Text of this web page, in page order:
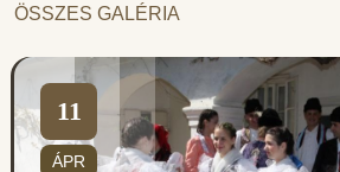
ÖSSZES GALÉRIA
11
ÁPR